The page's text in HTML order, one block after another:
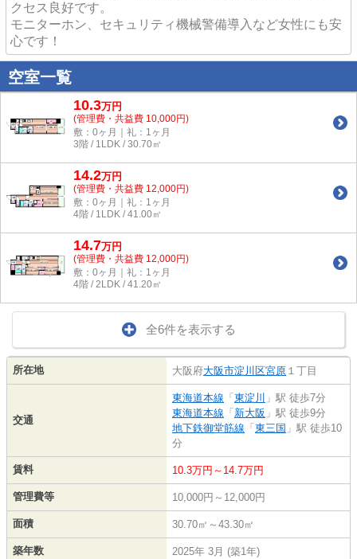
クセス良好です。
モニターホン、セキュリティ機械警備導入など女性にも安
心です！
空室一覧
10.3万円
(管理費・共益費 10,000円)
敷：0ヶ月｜礼：1ヶ月
3階 / 1LDK / 30.70㎡
14.2万円
(管理費・共益費 12,000円)
敷：0ヶ月｜礼：1ヶ月
4階 / 1LDK / 41.00㎡
14.7万円
(管理費・共益費 12,000円)
敷：0ヶ月｜礼：1ヶ月
4階 / 2LDK / 41.20㎡
全6件を表示する
所在地 大阪府大阪市淀川区宮原 １丁目
交通
東海道本線 「 東淀川 」駅 徒歩7分
東海道本線 「 新大阪 」駅 徒歩9分
地下鉄御堂筋線 「 東三国 」駅 徒歩10
分
賃料 10.3万円～14.7万円
管理費等 10,000円～12,000円
面積 30.70㎡～43.30㎡
築年数 2025年 3月 (築1年)